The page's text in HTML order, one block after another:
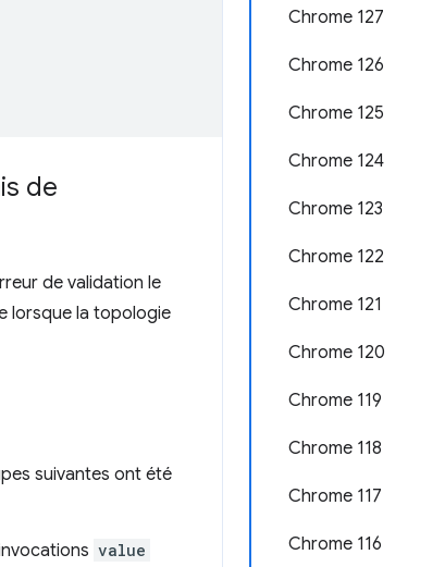
Chrome 127
Chrome 126
Chrome 125
Chrome 124
Chrome 123
Chrome 122
Chrome 121
Chrome 120
Chrome 119
Chrome 118
Chrome 117
Chrome 116
de
de validation le
lorsque la topologie
suivantes ont été
value